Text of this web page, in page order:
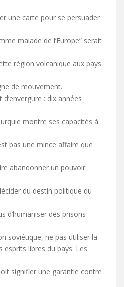
une carte pour se persuader
malade de l’Europe” serait
région volcanique aux pays
de mouvement.
: dix années
montre ses capacités à
pas une mince affaire que
abandonner un pouvoir
du destin politique du
d’humaniser des prisons
soviétique, ne pas utiliser la
esprits libres du pays. Les
signifier une garantie contre